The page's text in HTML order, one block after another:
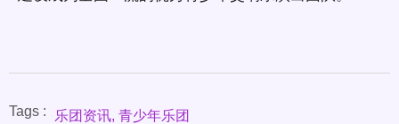
Tags : 乐团资讯, 青少年乐团